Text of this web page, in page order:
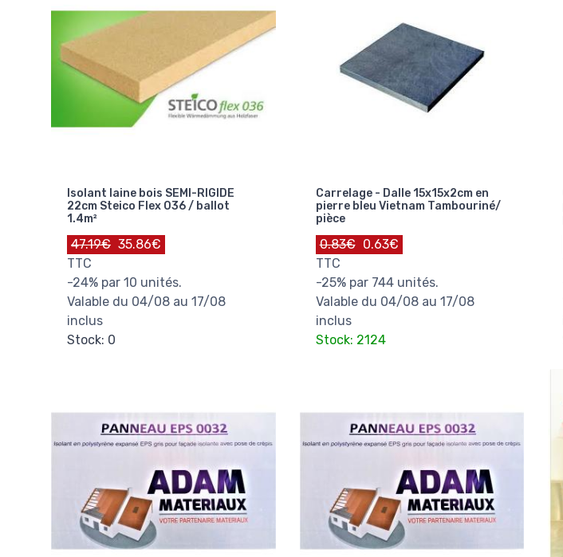
Isolant laine bois SEMI-RIGIDE
22cm Steico Flex 036 / ballot
1.4m²
47.19€ 35.86€
TTC
-24% par 10 unités.
Valable du 04/08 au 17/08
inclus
Stock: 0
Carrelage - Dalle 15x15x2cm en
pierre bleu Vietnam Tambouriné/
pièce
0.83€ 0.63€
TTC
-25% par 744 unités.
Valable du 04/08 au 17/08
inclus
Stock: 2124